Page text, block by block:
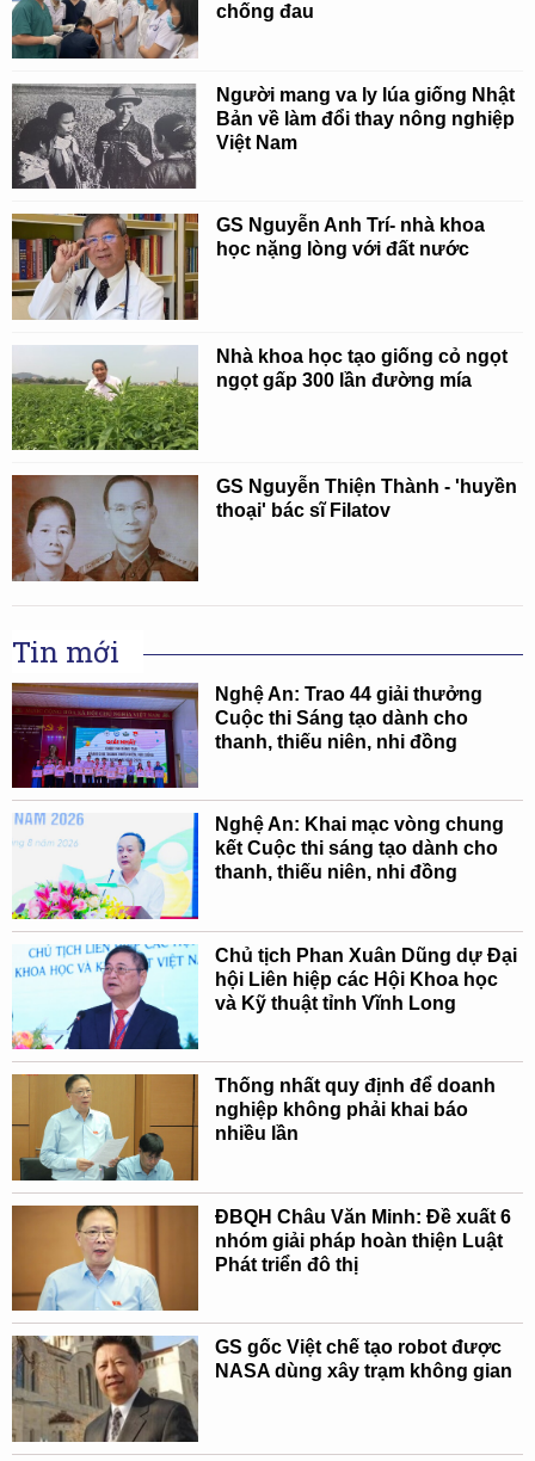
chống đau
Người mang va ly lúa giống Nhật
Bản về làm đổi thay nông nghiệp
Việt Nam
GS Nguyễn Anh Trí- nhà khoa
học nặng lòng với đất nước
Nhà khoa học tạo giống cỏ ngọt
ngọt gấp 300 lần đường mía
GS Nguyễn Thiện Thành - 'huyền
thoại' bác sĩ Filatov
Tin mới
Nghệ An: Trao 44 giải thưởng
Cuộc thi Sáng tạo dành cho
thanh, thiếu niên, nhi đồng
Nghệ An: Khai mạc vòng chung
kết Cuộc thi sáng tạo dành cho
thanh, thiếu niên, nhi đồng
Chủ tịch Phan Xuân Dũng dự Đại
hội Liên hiệp các Hội Khoa học
và Kỹ thuật tỉnh Vĩnh Long
Thống nhất quy định để doanh
nghiệp không phải khai báo
nhiều lần
ĐBQH Châu Văn Minh: Đề xuất 6
nhóm giải pháp hoàn thiện Luật
Phát triển đô thị
GS gốc Việt chế tạo robot được
NASA dùng xây trạm không gian